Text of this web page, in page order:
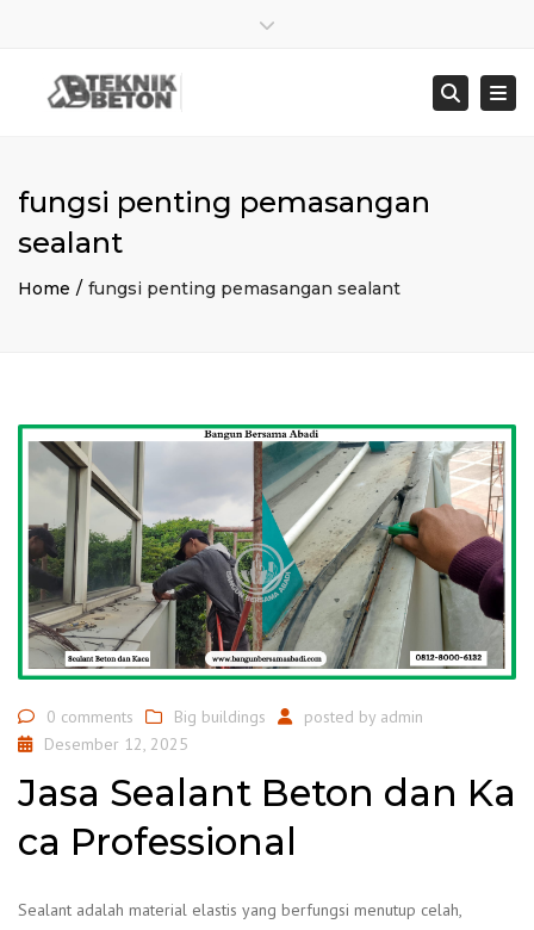
Sen – Jum : 8:00 – 17:00
021 8278 4845
bangunbersamaabadi@gmail.com
fungsi penting pemasangan
sealant
Home fungsi penting pemasangan sealant
0 comments Big buildings posted by admin
Desember 12, 2025
Jasa Sealant Beton dan Ka
ca Professional
Sealant adalah material elastis yang berfungsi menutup celah,